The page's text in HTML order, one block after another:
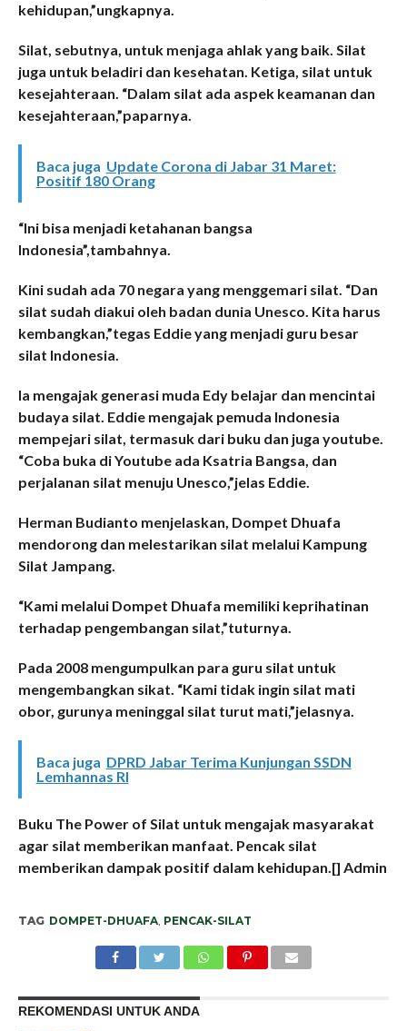
kehidupan,”ungkapnya.
Silat, sebutnya, untuk menjaga ahlak yang baik. Silat
juga untuk beladiri dan kesehatan. Ketiga, silat untuk
kesejahteraan. “Dalam silat ada aspek keamanan dan
kesejahteraan,”paparnya.
Baca juga Update Corona di Jabar 31 Maret:
Positif 180 Orang
“Ini bisa menjadi ketahanan bangsa
Indonesia”,tambahnya.
Kini sudah ada 70 negara yang menggemari silat. “Dan
silat sudah diakui oleh badan dunia Unesco. Kita harus
kembangkan,”tegas Eddie yang menjadi guru besar
silat Indonesia.
Ia mengajak generasi muda Edy belajar dan mencintai
budaya silat. Eddie mengajak pemuda Indonesia
mempejari silat, termasuk dari buku dan juga youtube.
“Coba buka di Youtube ada Ksatria Bangsa, dan
perjalanan silat menuju Unesco,”jelas Eddie.
Herman Budianto menjelaskan, Dompet Dhuafa
mendorong dan melestarikan silat melalui Kampung
Silat Jampang.
“Kami melalui Dompet Dhuafa memiliki keprihatinan
terhadap pengembangan silat,”tuturnya.
Pada 2008 mengumpulkan para guru silat untuk
mengembangkan sikat. “Kami tidak ingin silat mati
obor, gurunya meninggal silat turut mati,”jelasnya.
Baca juga DPRD Jabar Terima Kunjungan SSDN
Lemhannas RI
Buku The Power of Silat untuk mengajak masyarakat
agar silat memberikan manfaat. Pencak silat
memberikan dampak positif dalam kehidupan.[] Admin
TAG DOMPET-DHUAFA, PENCAK-SILAT
REKOMENDASI UNTUK ANDA